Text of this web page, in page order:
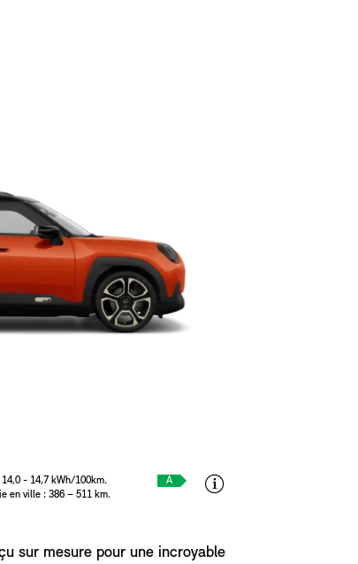
- 14,7 kWh/100km.
en ville : 386 – 511 km.
A
sur mesure pour une incroyable